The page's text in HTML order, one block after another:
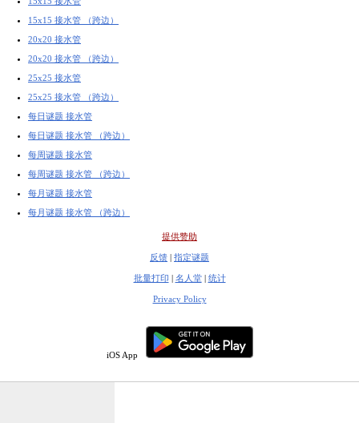
15x15 接水管 （跨边）
20x20 接水管
20x20 接水管 （跨边）
25x25 接水管
25x25 接水管 （跨边）
每日谜题 接水管
每日谜题 接水管 （跨边）
每周谜题 接水管
每周谜题 接水管 （跨边）
每月谜题 接水管
每月谜题 接水管 （跨边）
提供赞助
反馈 | 指定谜题
批量打印 | 名人堂| 统计
Privacy Policy
iOS App